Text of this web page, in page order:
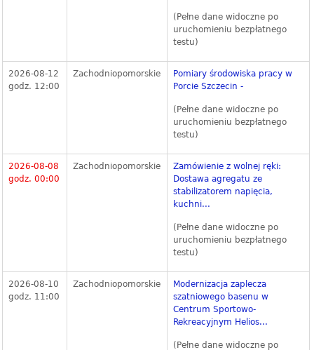
(Pełne dane widoczne po
uruchomieniu bezpłatnego
testu)
2026-08-12
godz. 12:00
Zachodniopomorskie
Pomiary środowiska pracy w
Porcie Szczecin -
(Pełne dane widoczne po
uruchomieniu bezpłatnego
testu)
2026-08-08
godz. 00:00
Zachodniopomorskie
Zamówienie z wolnej ręki:
Dostawa agregatu ze
stabilizatorem napięcia,
kuchni...
(Pełne dane widoczne po
uruchomieniu bezpłatnego
testu)
2026-08-10
godz. 11:00
Zachodniopomorskie
Modernizacja zaplecza
szatniowego basenu w
Centrum Sportowo-
Rekreacyjnym Helios...
(Pełne dane widoczne po